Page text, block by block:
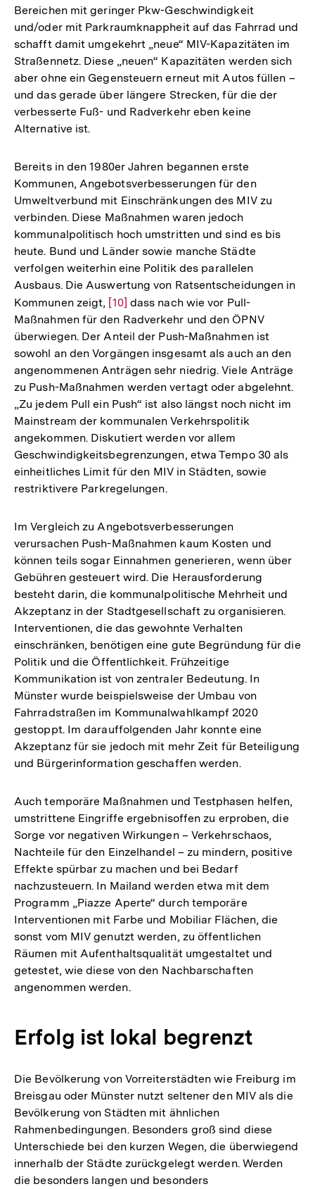
Bereichen mit geringer Pkw-Geschwindigkeit
und/oder mit Parkraumknappheit auf das Fahrrad und
schafft damit umgekehrt „neue“ MIV-Kapazitäten im
Straßennetz. Diese „neuen“ Kapazitäten werden sich
aber ohne ein Gegensteuern erneut mit Autos füllen –
und das gerade über längere Strecken, für die der
verbesserte Fuß- und Radverkehr eben keine
Alternative ist.
Bereits in den 1980er Jahren begannen erste
Kommunen, Angebotsverbesserungen für den
Umweltverbund mit Einschränkungen des MIV zu
verbinden. Diese Maßnahmen waren jedoch
kommunalpolitisch hoch umstritten und sind es bis
heute. Bund und Länder sowie manche Städte
verfolgen weiterhin eine Politik des parallelen
Ausbaus. Die Auswertung von Ratsentscheidungen in
Kommunen zeigt, Zur
Auflösung
der
Fußnote
[10] dass nach wie vor Pull-
Maßnahmen für den Radverkehr und den ÖPNV
überwiegen. Der Anteil der Push-Maßnahmen ist
sowohl an den Vorgängen insgesamt als auch an den
angenommenen Anträgen sehr niedrig. Viele Anträge
zu Push-Maßnahmen werden vertagt oder abgelehnt.
„Zu jedem Pull ein Push“ ist also längst noch nicht im
Mainstream der kommunalen Verkehrspolitik
angekommen. Diskutiert werden vor allem
Geschwindigkeitsbegrenzungen, etwa Tempo 30 als
einheitliches Limit für den MIV in Städten, sowie
restriktivere Parkregelungen.
Im Vergleich zu Angebotsverbesserungen
verursachen Push-Maßnahmen kaum Kosten und
können teils sogar Einnahmen generieren, wenn über
Gebühren gesteuert wird. Die Herausforderung
besteht darin, die kommunalpolitische Mehrheit und
Akzeptanz in der Stadtgesellschaft zu organisieren.
Interventionen, die das gewohnte Verhalten
einschränken, benötigen eine gute Begründung für die
Politik und die Öffentlichkeit. Frühzeitige
Kommunikation ist von zentraler Bedeutung. In
Münster wurde beispielsweise der Umbau von
Fahrradstraßen im Kommunalwahlkampf 2020
gestoppt. Im darauffolgenden Jahr konnte eine
Akzeptanz für sie jedoch mit mehr Zeit für Beteiligung
und Bürgerinformation geschaffen werden.
Auch temporäre Maßnahmen und Testphasen helfen,
umstrittene Eingriffe ergebnisoffen zu erproben, die
Sorge vor negativen Wirkungen – Verkehrschaos,
Nachteile für den Einzelhandel – zu mindern, positive
Effekte spürbar zu machen und bei Bedarf
nachzusteuern. In Mailand werden etwa mit dem
Programm „Piazze Aperte“ durch temporäre
Interventionen mit Farbe und Mobiliar Flächen, die
sonst vom MIV genutzt werden, zu öffentlichen
Räumen mit Aufenthaltsqualität umgestaltet und
getestet, wie diese von den Nachbarschaften
angenommen werden.
Erfolg ist lokal begrenzt
Die Bevölkerung von Vorreiterstädten wie Freiburg im
Breisgau oder Münster nutzt seltener den MIV als die
Bevölkerung von Städten mit ähnlichen
Rahmenbedingungen. Besonders groß sind diese
Unterschiede bei den kurzen Wegen, die überwiegend
innerhalb der Städte zurückgelegt werden. Werden
die besonders langen und besonders